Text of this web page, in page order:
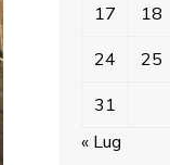
17 18
24 25
31
« Lug